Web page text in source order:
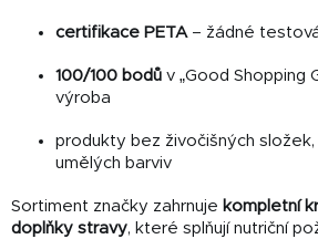
certifikace PETA– žádné
100/100 bodů v „Good Shopping
výroba
produkty bez živočišných složek,
umělých barviv
Sortiment značky zahrnuje kompletní
doplňky stravy, které splňují nutriční